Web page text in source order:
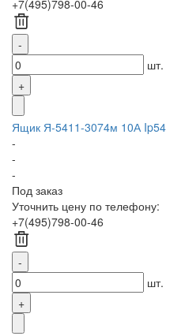
+7(495)798-00-46
шт.
Ящик Я-5411-3074м 10А Ip54
-
-
-
Под заказ
Уточнить цену по телефону:
+7(495)798-00-46
шт.